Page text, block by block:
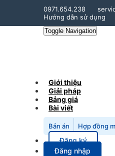
0971.654.238
Hướng dẫn sử dụng
Toggle Navigation
Giới thiệu
Giải pháp
Bảng giá
Bài viết
Bản án Hợp đồng
Đăng ký
Đăng nhập